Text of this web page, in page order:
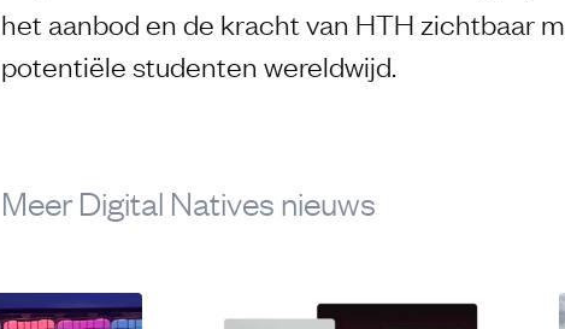
het aanbod en de kracht van HTH zichtbaar
potentiële studenten wereldwijd.
Meer Digital Natives nieuws